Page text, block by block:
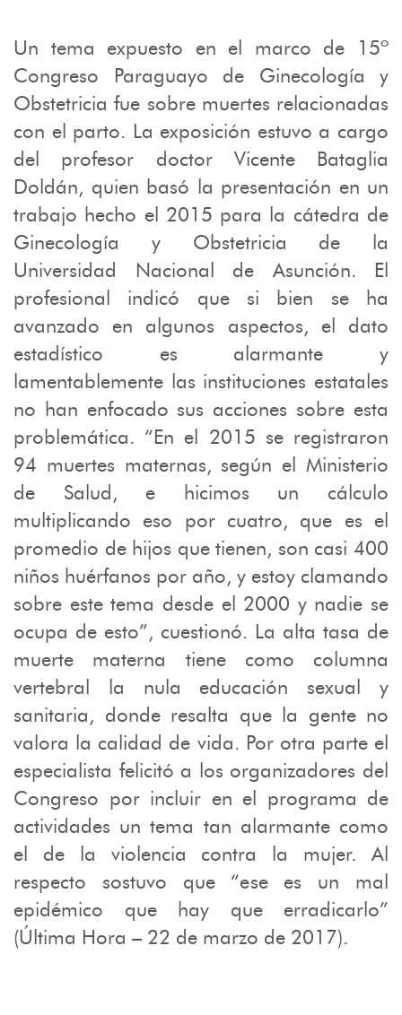
Un tema expuesto en el marco de 15º
Congreso Paraguayo de Ginecología y
Obstetricia fue sobre muertes relacionadas
con el parto. La exposición estuvo a cargo
del profesor doctor Vicente Bataglia
Doldán, quien basó la presentación en un
trabajo hecho el 2015 para la cátedra de
Ginecología y Obstetricia de la
Universidad Nacional de Asunción. El
profesional indicó que si bien se ha
avanzado en algunos aspectos, el dato
estadístico es alarmante y
lamentablemente las instituciones estatales
no han enfocado sus acciones sobre esta
problemática. “En el 2015 se registraron
94 muertes maternas, según el Ministerio
de Salud, e hicimos un cálculo
multiplicando eso por cuatro, que es el
promedio de hijos que tienen, son casi 400
niños huérfanos por año, y estoy clamando
sobre este tema desde el 2000 y nadie se
ocupa de esto”, cuestionó. La alta tasa de
muerte materna tiene como columna
vertebral la nula educación sexual y
sanitaria, donde resalta que la gente no
valora la calidad de vida. Por otra parte el
especialista felicitó a los organizadores del
Congreso por incluir en el programa de
actividades un tema tan alarmante como
el de la violencia contra la mujer. Al
respecto sostuvo que “ese es un mal
epidémico que hay que erradicarlo”
(Última Hora – 22 de marzo de 2017).